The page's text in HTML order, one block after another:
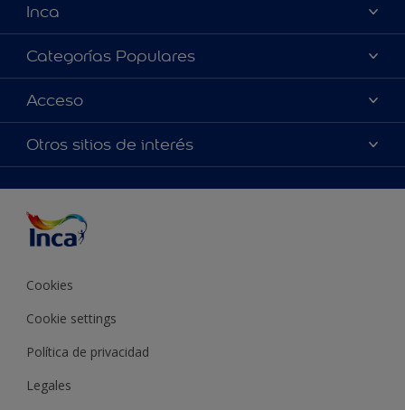
Inca
Acerca de Inca
Contactanos
Encontrá un distribuidor Inca
Categorías Populares
Colores
Productos
Inspiración
Acceso
Accesibilidad
Precisión del color
Otros sitios de interés
Cookies
Cookie settings
Política de privacidad
Legales